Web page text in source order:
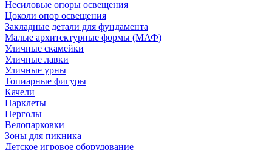
Несиловые опоры освещения
Цоколи опор освещения
Закладные детали для фундамента
Малые архитектурные формы (МАФ)
Уличные скамейки
Уличные лавки
Уличные урны
Топиарные фигуры
Качели
Парклеты
Перголы
Велопарковки
Зоны для пикника
Детское игровое оборудование